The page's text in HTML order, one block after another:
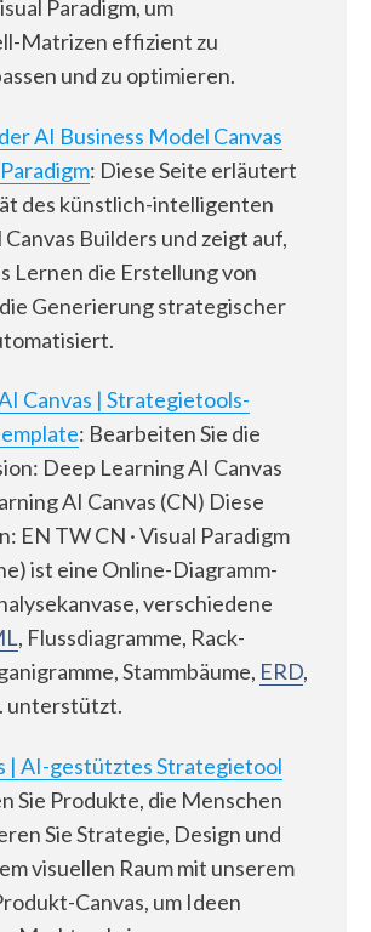
Paradigm, um
Matrizen effizient zu
und zu optimieren.
AI Business Model Canvas
: Diese Seite erläutert
des künstlich-intelligenten
Builders und zeigt auf,
Lernen die Erstellung von
Generierung strategischer
Canvas | Strategietools-
: Bearbeiten Sie die
Deep Learning AI Canvas
AI Canvas (CN) Diese
EN TW CN · Visual Paradigm
ist eine Online-Diagramm-
verschiedene
, Flussdiagramme, Rack-
Stammbäume, ERD,
unterstützt.
| AI-gestütztes Strategietool
Sie Produkte, die Menschen
Sie Strategie, Design und
visuellen Raum mit unserem
Canvas, um Ideen